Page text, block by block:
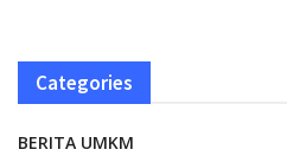
Categories
BERITA UMKM